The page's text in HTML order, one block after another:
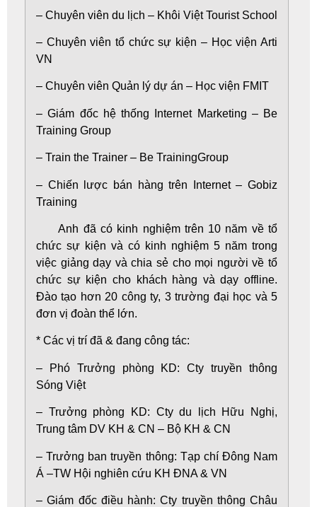
– Chuyên viên du lịch – Khôi Việt Tourist School
– Chuyên viên tổ chức sự kiện – Học viện Arti
VN
– Chuyên viên Quản lý dự án – Học viện FMIT
– Giám đốc hệ thống Internet Marketing – Be
Training Group
– Train the Trainer – Be TrainingGroup
– Chiến lược bán hàng trên Internet – Gobiz
Training
Anh đã có kinh nghiệm trên 10 năm về tổ
chức sự kiện và có kinh nghiệm 5 năm trong
việc giảng dạy và chia sẻ cho mọi người về tổ
chức sự kiện cho khách hàng và dạy offline.
Đào tạo hơn 20 công ty, 3 trường đại học và 5
đơn vị đoàn thể lớn.
* Các vị trí đã & đang công tác:
– Phó Trưởng phòng KD: Cty truyền thông
Sóng Việt
– Trưởng phòng KD: Cty du lịch Hữu Nghị,
Trung tâm DV KH & CN – Bộ KH & CN
– Trưởng ban truyền thông: Tạp chí Đông Nam
Á –TW Hội nghiên cứu KH ĐNA & VN
– Giám đốc điều hành: Cty truyền thông Châu